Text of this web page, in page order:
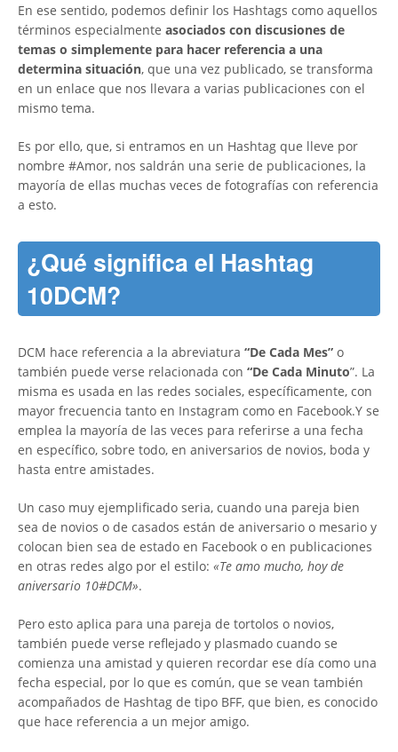
En ese sentido, podemos definir los Hashtags como aquellos
términos especialmente asociados con discusiones de
temas o simplemente para hacer referencia a una
determina situación, que una vez publicado, se transforma
en un enlace que nos llevara a varias publicaciones con el
mismo tema.
Es por ello, que, si entramos en un Hashtag que lleve por
nombre #Amor, nos saldrán una serie de publicaciones, la
mayoría de ellas muchas veces de fotografías con referencia
a esto.
¿Qué significa el Hashtag
10DCM?
DCM hace referencia a la abreviatura “De Cada Mes” o
también puede verse relacionada con “De Cada Minuto”. La
misma es usada en las redes sociales, específicamente, con
mayor frecuencia tanto en Instagram como en Facebook.Y se
emplea la mayoría de las veces para referirse a una fecha
en específico, sobre todo, en aniversarios de novios, boda y
hasta entre amistades.
Un caso muy ejemplificado seria, cuando una pareja bien
sea de novios o de casados están de aniversario o mesario y
colocan bien sea de estado en Facebook o en publicaciones
en otras redes algo por el estilo: «Te amo mucho, hoy de
aniversario 10#DCM».
Pero esto aplica para una pareja de tortolos o novios,
también puede verse reflejado y plasmado cuando se
comienza una amistad y quieren recordar ese día como una
fecha especial, por lo que es común, que se vean también
acompañados de Hashtag de tipo BFF, que bien, es conocido
que hace referencia a un mejor amigo.